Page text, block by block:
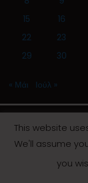
15
16
22
23
29
30
« Μάι Ιούλ »
© 2019 |
This website
We'll assume
you